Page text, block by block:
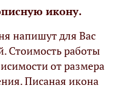
икону.
напишут для Вас
Стоимость работы
от размера
Писаная икона